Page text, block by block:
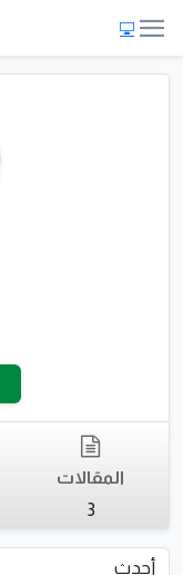
المقالات
3